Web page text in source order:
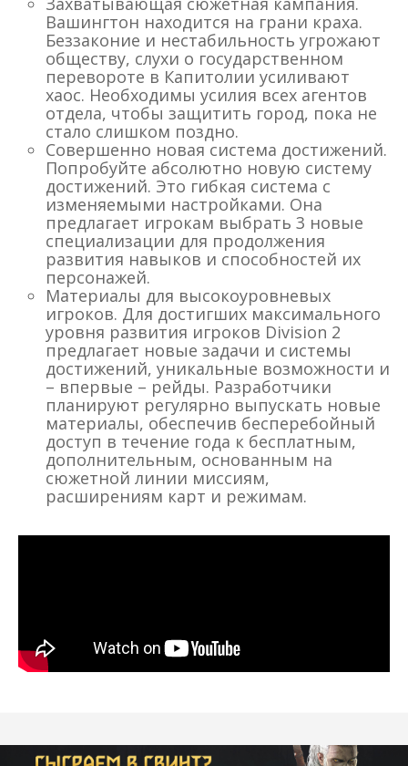
Вашингтон находится на грани краха.
Беззаконие и нестабильность угрожают
обществу, слухи о государственном
перевороте в Капитолии усиливают
хаос. Необходимы усилия всех агентов
отдела, чтобы защитить город, пока не
стало слишком поздно.
Совершенно новая система достижений.
Попробуйте абсолютно новую систему
достижений. Это гибкая система с
изменяемыми настройками. Она
предлагает игрокам выбрать 3 новые
специализации для продолжения
развития навыков и способностей их
персонажей.
Материалы для высокоуровневых
игроков. Для достигших максимального
уровня развития игроков Division 2
предлагает новые задачи и системы
достижений, уникальные возможности и
– впервые – рейды. Разработчики
планируют регулярно выпускать новые
материалы, обеспечив бесперебойный
доступ в течение года к бесплатным,
дополнительным, основанным на
сюжетной линии миссиям,
расширениям карт и режимам.